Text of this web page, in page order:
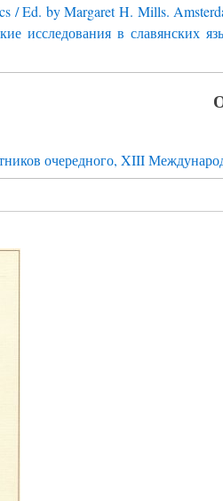
/ Ed. by Margaret H. Mills.
исследования в
очередного, XIII